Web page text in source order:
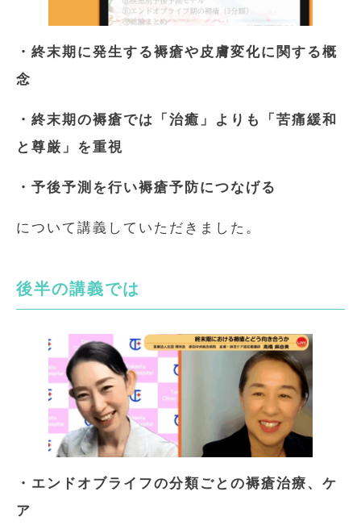
・終末期に発生する褥瘡や皮膚変化に関する概
念
・終末期の褥瘡では「治癒」よりも「苦痛緩和
と尊厳」を重視
・予後予測を行い褥瘡予防につなげる
について講義していただきました。
後半の講義では
・エンドオブライフの分類ごとの褥瘡治療、ケ
ア